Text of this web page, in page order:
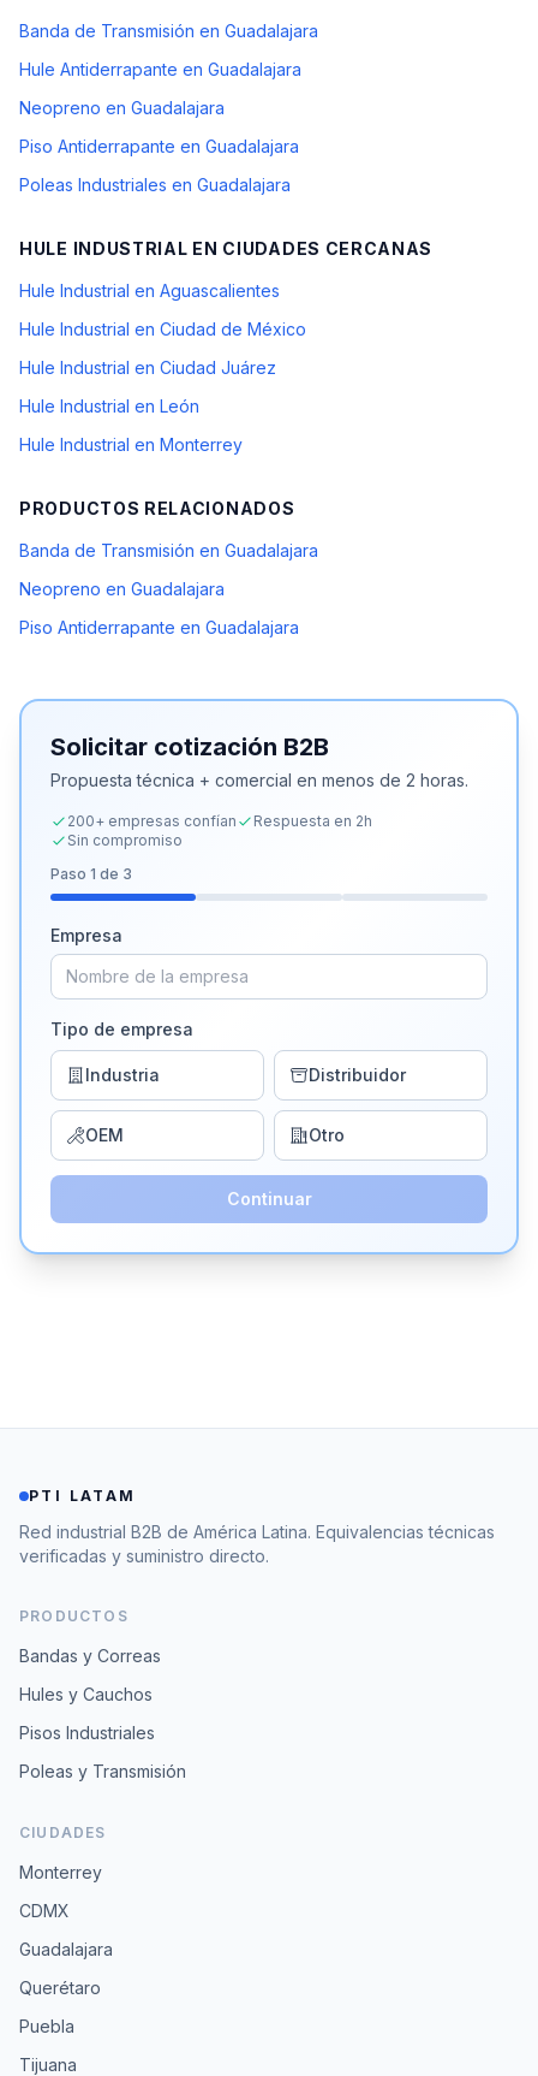
Banda de Transmisión en Guadalajara
Hule Antiderrapante en Guadalajara
Neopreno en Guadalajara
Piso Antiderrapante en Guadalajara
Poleas Industriales en Guadalajara
HULE INDUSTRIAL EN CIUDADES CERCANAS
Hule Industrial en Aguascalientes
Hule Industrial en Ciudad de México
Hule Industrial en Ciudad Juárez
Hule Industrial en León
Hule Industrial en Monterrey
PRODUCTOS RELACIONADOS
Banda de Transmisión en Guadalajara
Neopreno en Guadalajara
Piso Antiderrapante en Guadalajara
Solicitar cotización B2B
Propuesta técnica + comercial en menos de 2 horas.
200+ empresas confían
Respuesta en 2h
Sin compromiso
Paso 1 de 3
Empresa
Tipo de empresa
Industria Distribuidor
OEM Otro
Continuar
PTI LATAM
Red industrial B2B de América Latina. Equivalencias técnicas
verificadas y suministro directo.
PRODUCTOS
Bandas y Correas
Hules y Cauchos
Pisos Industriales
Poleas y Transmisión
CIUDADES
Monterrey
CDMX
Guadalajara
Querétaro
Puebla
Tijuana